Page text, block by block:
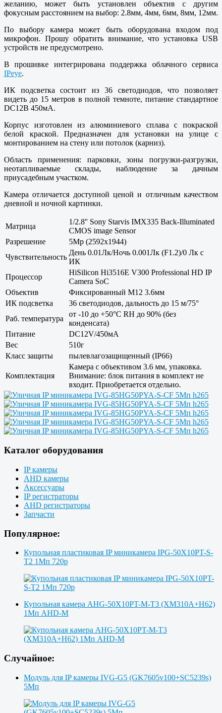
желанию, может быть установлен объектив с другим
фокусным расстоянием на выбор: 2.8мм, 4мм, 6мм, 8мм, 12мм.
По выбору камера может быть оборудована входом под
микрофон. Прошу обратить внимание, что установка USB
устройств не предусмотрено.
В прошивке интегрирована поддержка облачного сервиса
IPeye.
ИК подсветка состоит из 36 светодиодов, что позволяет
видеть до 15 метров в полной темноте, питание стандартное
DC12В 450мА.
Корпус изготовлен из алюминиевого сплава с покраской
белой краской. Предназначен для установки на улице с
монтированием на стену или потолок (карниз).
Область применения: парковки, зоны погрузки-разгрузки,
неотапливаемые склады, наблюдение за дачным
приусадебным участком.
Камера отличается доступной ценой и отличным качеством
дневной и ночной картинки.
Матрица
1/2.8'' Sony Starvis IMX335 Back-Illuminated
CMOS image Sensor
Разрешение
5Mp (2592x1944)
Чувствительность
День 0.01Лк/Ночь 0.001Лк (F1.2)/0 Лк с
ИК
Процессор
HiSilicon Hi3516E V300 Professional HD IP
Camera SoC
Объектив
Фиксированный M12 3.6мм
ИК подсветка
36 светодиодов, дальность до 15 м/75°
Раб. температура
от -10 до +50°С RH до 90% (без
конденсата)
Питание
DC12V/450мА
Вес
510г
Класс защиты
пылевлагозащищенный (IP66)
Комплектация
Камера с объективом 3.6 мм, упаковка.
Внимание: блок питания в комплект не
входит. Приобретается отдельно.
Каталог оборудования
IP камеры
AHD камеры
Аксессуары
IP регистраторы
AHD регистраторы
Запчасти
Популярное:
Купольная пластиковая IP миникамера IPG-50X10PT-S-
T2 1Мп 720p
Купольная камера AHG-50X10PT-M-T3 (XM310A+H62)
1Мп AHD-M
Случайное:
Модуль для IP камеры IVG-G5 (GK7605v100+SC5239s)
5Мп